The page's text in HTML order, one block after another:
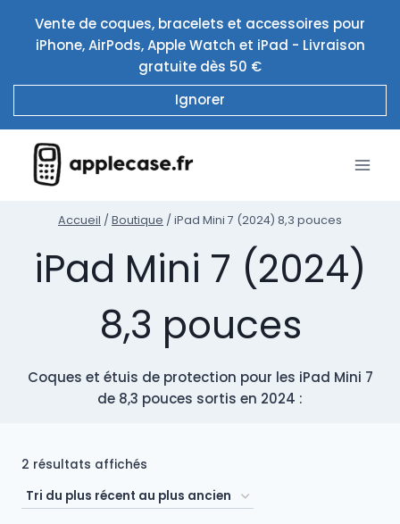
contenu
Vente de coques, bracelets et accessoires pour
iPhone, AirPods, Apple Watch et iPad - Livraison
gratuite dès 50 €
Ignorer
Accueil / Boutique / iPad Mini 7 (2024) 8,3 pouces
iPad Mini 7 (2024)
8,3 pouces
Coques et étuis de protection pour les iPad Mini 7
de 8,3 pouces sortis en 2024 :
2 résultats affichés
du